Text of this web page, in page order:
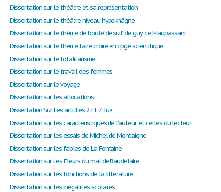
Dissertation sur le théâtre et sa représentation
Dissertation sur le théâtre niveau hypokhâgne
Dissertation sur le thème de boule de suif de guy de Maupassant
Dissertation sur le thème faire croire en cpge scientifique
Dissertation sur le totalitarisme
Dissertation sur le travail des femmes
Dissertation sur le voyage
Dissertation sur les allocations
Dissertation Sur Les articLes 2 Et 7 Tue
Dissertation sur les caracteristiques de l'auteur et celles du lecteur
Dissertation sur les essais de Michel de Montaigne
Dissertation sur les fables de La Fontaine
Dissertation sur Les Fleurs du mal de Baudelaire
Dissertation sur les fonctions de la littérature
Dissertation sur les inégalités scolaires